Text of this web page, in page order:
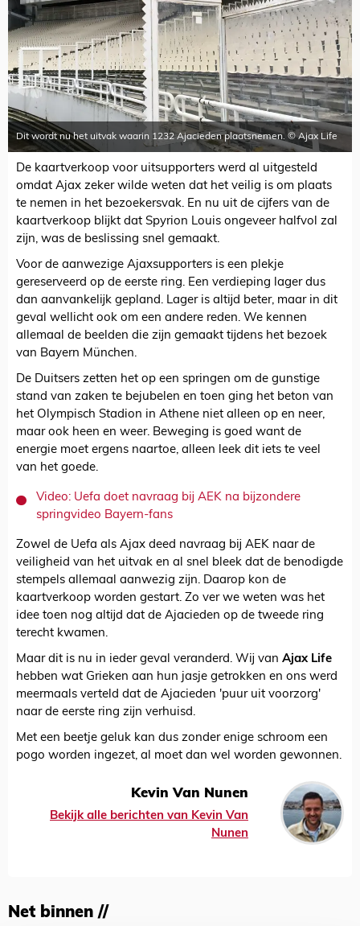
Dit wordt nu het uitvak waarin 1232 Ajacieden plaatsnemen. © Ajax Life
De kaartverkoop voor uitsupporters werd al uitgesteld
omdat Ajax zeker wilde weten dat het veilig is om plaats
te nemen in het bezoekersvak. En nu uit de cijfers van de
kaartverkoop blijkt dat Spyrion Louis ongeveer halfvol zal
zijn, was de beslissing snel gemaakt.
Voor de aanwezige Ajaxsupporters is een plekje
gereserveerd op de eerste ring. Een verdieping lager dus
dan aanvankelijk gepland. Lager is altijd beter, maar in dit
geval wellicht ook om een andere reden. We kennen
allemaal de beelden die zijn gemaakt tijdens het bezoek
van Bayern München.
De Duitsers zetten het op een springen om de gunstige
stand van zaken te bejubelen en toen ging het beton van
het Olympisch Stadion in Athene niet alleen op en neer,
maar ook heen en weer. Beweging is goed want de
energie moet ergens naartoe, alleen leek dit iets te veel
van het goede.
Video: Uefa doet navraag bij AEK na bijzondere
springvideo Bayern-fans
Zowel de Uefa als Ajax deed navraag bij AEK naar de
veiligheid van het uitvak en al snel bleek dat de benodigde
stempels allemaal aanwezig zijn. Daarop kon de
kaartverkoop worden gestart. Zo ver we weten was het
idee toen nog altijd dat de Ajacieden op de tweede ring
terecht kwamen.
Maar dit is nu in ieder geval veranderd. Wij van Ajax Life
hebben wat Grieken aan hun jasje getrokken en ons werd
meermaals verteld dat de Ajacieden 'puur uit voorzorg'
naar de eerste ring zijn verhuisd.
Met een beetje geluk kan dus zonder enige schroom een
pogo worden ingezet, al moet dan wel worden gewonnen.
Kevin Van Nunen
Bekijk alle berichten van Kevin Van
Nunen
Net binnen //